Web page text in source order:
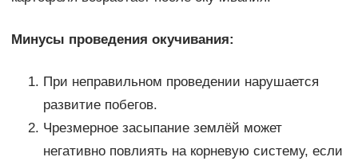
Минусы проведения окучивания:
При неправильном проведении нарушается
развитие побегов.
Чрезмерное засыпание землёй может
негативно повлиять на корневую систему, если